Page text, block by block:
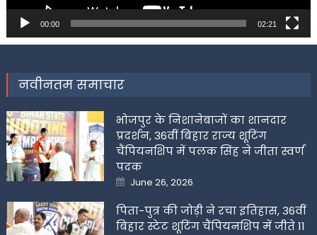
00:00 02:21
नवीनतम समाचार
भोजपुर के निशानेबाजों का शानदार
प्रदर्शन, 36वीं बिहार राज्य शूटिंग
चैंपियनशिप में पलक सिंह ने जीता स्वर्ण
पदक
Posted
on
June 26, 2026
पिता-पुत्र की जोड़ी ने रचा इतिहास, 36वीं
बिहार स्टेट शूटिंग चैंपियनशिप में जीते 11